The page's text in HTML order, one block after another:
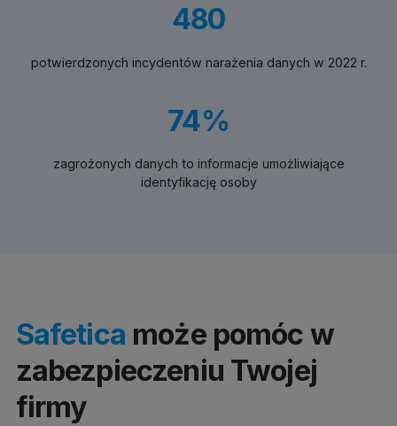
480
potwierdzonych incydentów narażenia danych w 2022 r.
74%
zagrożonych danych to informacje umożliwiające
identyfikację osoby
Safetica może pomóc w
zabezpieczeniu Twojej
firmy